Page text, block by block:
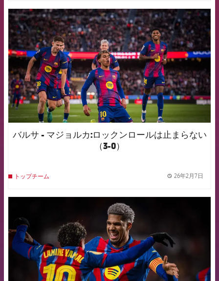
FCB Barcelona badge
バルサ - マジョルカ:ロックンロールは止まらない
（3-0）
トップチーム 26年2月7日
FCB Barcelona badge